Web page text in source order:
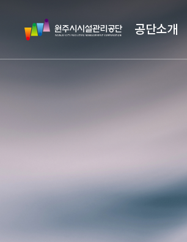
원
주
시
관
단
공단소개